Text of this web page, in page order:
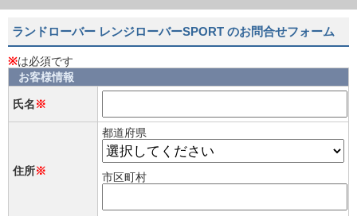
ランドローバー レンジローバーSPORT のお問合せフォーム
※は必須です
お客様情報
氏名※
住所※
都道府県
市区町村